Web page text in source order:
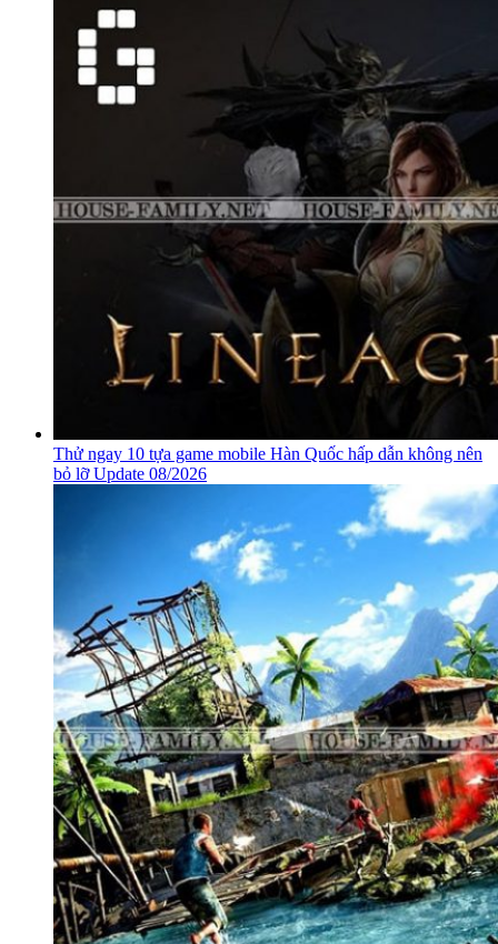
Thử ngay 10 tựa game mobile Hàn Quốc hấp dẫn không nên
bỏ lỡ Update 08/2026